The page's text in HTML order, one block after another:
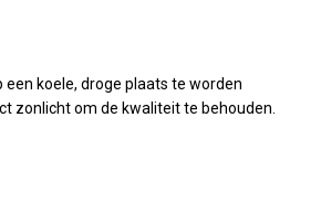
een koele, droge plaats te worden
zonlicht om de kwaliteit te behouden.